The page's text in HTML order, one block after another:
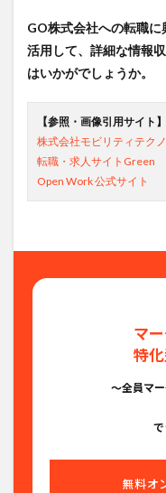
GO株式会社への転職
活用して、詳細な情報
はいかがでしょうか。
【参照・画像引用サイト】
株式会社モビリティテク
転職・求人サイトGreen
Open Work 公式サイト
マ
特
〜全員マ
無料オ